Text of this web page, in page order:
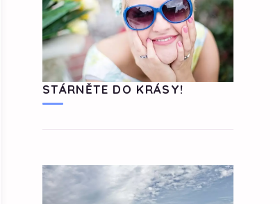
STÁRNĚTE DO KRÁSY!